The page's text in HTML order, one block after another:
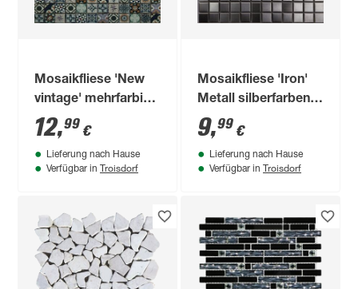
Mosaikfliese 'New
vintage' mehrfarbig
30 x 30 cm
12,99 €
Lieferung nach Hause
Verfügbar in Troisdorf
Mosaikfliese 'Iron'
Metall silberfarben
30 x 30 cm
9,99 €
Lieferung nach Hause
Verfügbar in Troisdorf